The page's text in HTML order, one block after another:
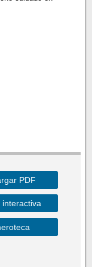
PDF
interactiva